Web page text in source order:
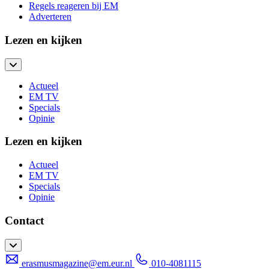
Regels reageren bij EM
Adverteren
Lezen en kijken
Actueel
EM TV
Specials
Opinie
Lezen en kijken
Actueel
EM TV
Specials
Opinie
Contact
erasmusmagazine@em.eur.nl
010-4081115